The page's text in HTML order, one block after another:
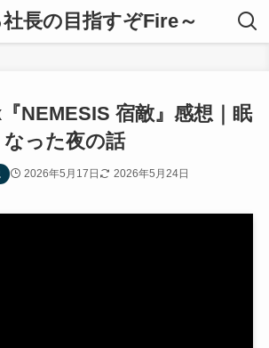
長の目指すぞFire～
NEMESIS 宿敵』感想｜眠
った夜の話
2026年5月17日 2026年5月24日